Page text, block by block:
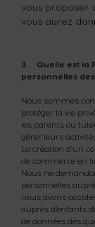
vous proposer
vous aurez
3. Quelle est la
personnelles
Nous sommes
protéger la vie
les parents ou
gérer leurs
La création d’un
de commerce en
Nous ne
personnelles
nous avons
auprès d’enfants
de données dès